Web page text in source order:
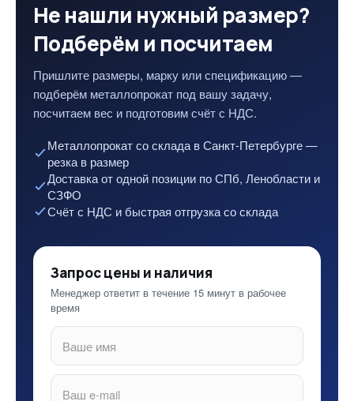
Не нашли нужный размер?
Подберём и посчитаем
Пришлите размеры, марку или спецификацию —
подберём металлопрокат под вашу задачу,
посчитаем вес и подготовим счёт с НДС.
Металлопрокат со склада в Санкт-Петербурге —
резка в размер
Доставка от одной позиции по СПб, Ленобласти и
СЗФО
Счёт с НДС и быстрая отгрузка со склада
Запрос цены и наличия
Менеджер ответит в течение 15 минут в рабочее
время